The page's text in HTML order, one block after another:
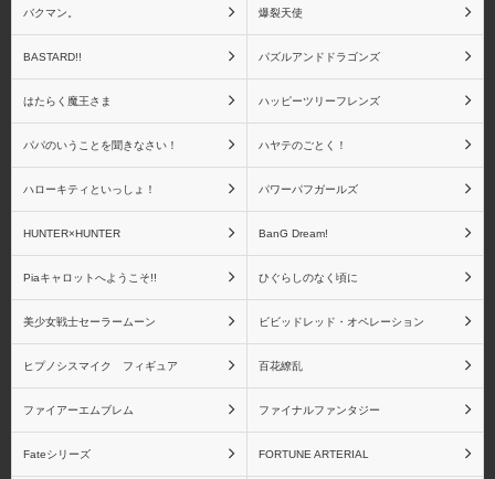
バクマン。 爆裂天使
BASTARD!! パズルアンドドラゴンズ
はたらく魔王さま ハッピーツリーフレンズ
パパのいうことを聞きなさい！ ハヤテのごとく！
ハローキティといっしょ！ パワーパフガールズ
HUNTER×HUNTER BanG Dream!
Piaキャロットへようこそ!! ひぐらしのなく頃に
美少女戦士セーラームーン ビビッドレッド・オペレーション
ヒプノシスマイク フィギュア 百花繚乱
ファイアーエムブレム ファイナルファンタジー
Fateシリーズ FORTUNE ARTERIAL